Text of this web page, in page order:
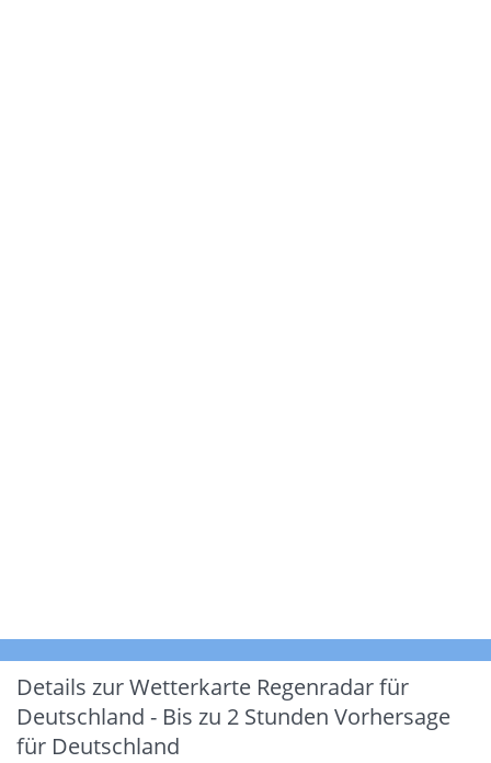
Details zur Wetterkarte Regenradar für
Deutschland - Bis zu 2 Stunden Vorhersage
für Deutschland